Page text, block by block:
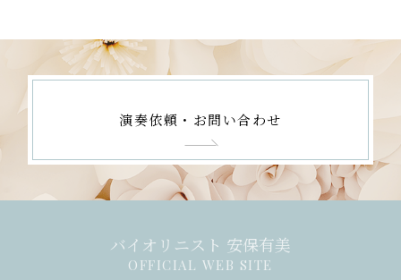
演奏依頼・お問い合わせ
バイオリニスト 安保有美
OFFICIAL WEB SITE